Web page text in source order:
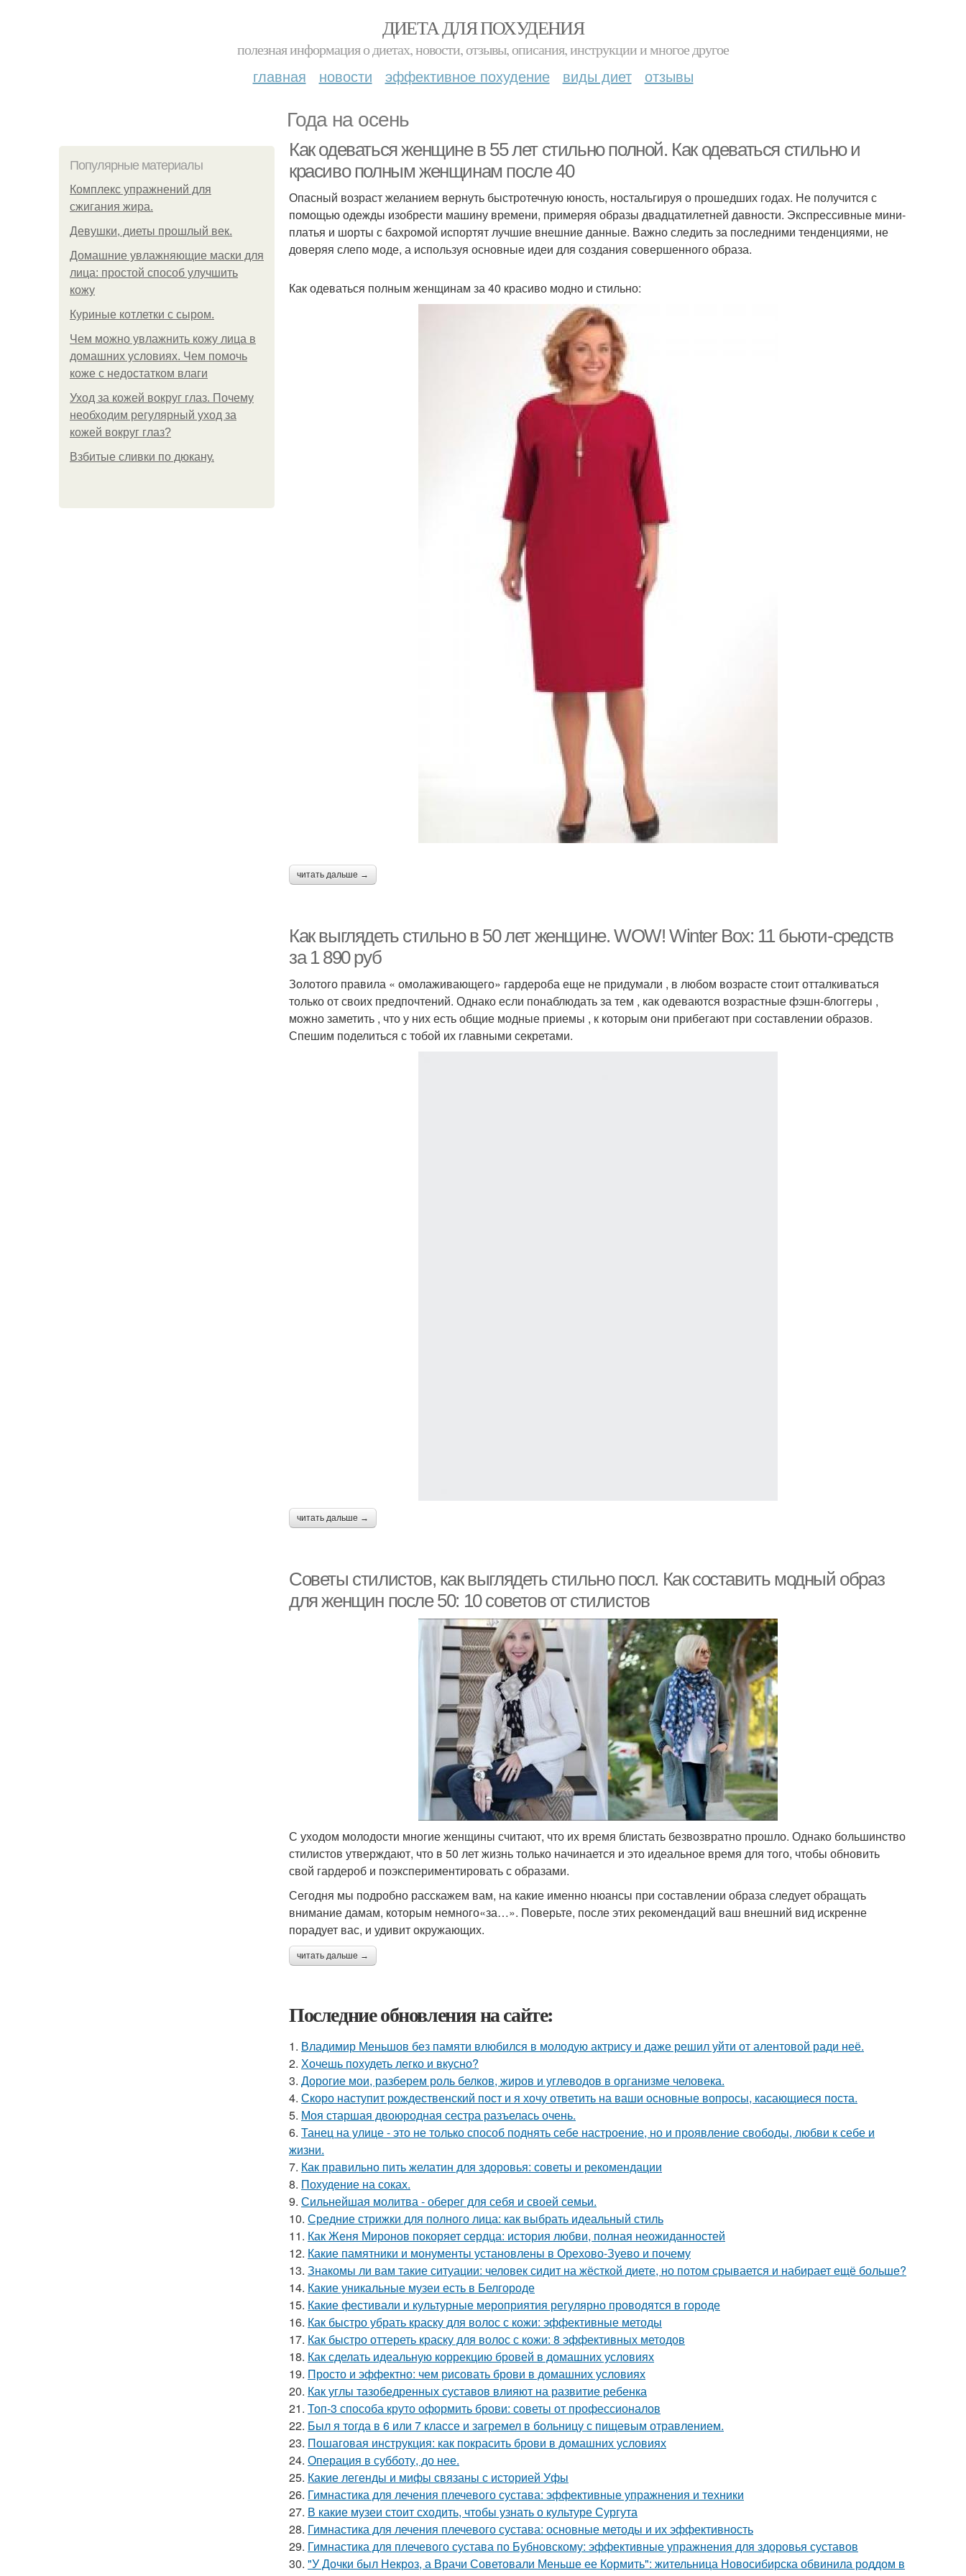
ДИЕТА ДЛЯ ПОХУДЕНИЯ
полезная информация о диетах, новости, отзывы, описания, инструкции и многое другое
главная новости эффективное похудение виды диет отзывы
Года на осень
Популярные материалы
Комплекс упражнений для
сжигания жира.
Девушки, диеты прошлый век.
Домашние увлажняющие маски для
лица: простой способ улучшить
кожу
Куриные котлетки с сыром.
Чем можно увлажнить кожу лица в
домашних условиях. Чем помочь
коже с недостатком влаги
Уход за кожей вокруг глаз. Почему
необходим регулярный уход за
кожей вокруг глаз?
Взбитые сливки по дюкану.
Как одеваться женщине в 55 лет стильно полной. Как одеваться стильно и
красиво полным женщинам после 40
Опасный возраст желанием вернуть быстротечную юность, ностальгируя о прошедших годах. Не получится с
помощью одежды изобрести машину времени, примеряя образы двадцатилетней давности. Экспрессивные мини-
платья и шорты с бахромой испортят лучшие внешние данные. Важно следить за последними тенденциями, не
доверяя слепо моде, а используя основные идеи для создания совершенного образа.
Как одеваться полным женщинам за 40 красиво модно и стильно:
читать дальше →
Как выглядеть стильно в 50 лет женщине. WOW! Winter Box: 11 бьюти-средств
за 1 890 руб
Золотого правила « омолаживающего» гардероба еще не придумали , в любом возрасте стоит отталкиваться
только от своих предпочтений. Однако если понаблюдать за тем , как одеваются возрастные фэшн-блоггеры ,
можно заметить , что у них есть общие модные приемы , к которым они прибегают при составлении образов.
Спешим поделиться с тобой их главными секретами.
читать дальше →
Советы стилистов, как выглядеть стильно посл. Как составить модный образ
для женщин после 50: 10 советов от стилистов
С уходом молодости многие женщины считают, что их время блистать безвозвратно прошло. Однако большинство
стилистов утверждают, что в 50 лет жизнь только начинается и это идеальное время для того, чтобы обновить
свой гардероб и поэкспериментировать с образами.
Сегодня мы подробно расскажем вам, на какие именно нюансы при составлении образа следует обращать
внимание дамам, которым немного«за…». Поверьте, после этих рекомендаций ваш внешний вид искренне
порадует вас, и удивит окружающих.
читать дальше →
Последние обновления на сайте:
1. Владимир Меньшов без памяти влюбился в молодую актрису и даже решил уйти от алентовой ради неё.
2. Хочешь похудеть легко и вкусно?
3. Дорогие мои, разберем роль белков, жиров и углеводов в организме человека.
4. Скоро наступит рождественский пост и я хочу ответить на ваши основные вопросы, касающиеся поста.
5. Моя старшая двоюродная сестра разъелась очень.
6. Танец на улице - это не только способ поднять себе настроение, но и проявление свободы, любви к себе и
жизни.
7. Как правильно пить желатин для здоровья: советы и рекомендации
8. Похудение на соках.
9. Сильнейшая молитва - оберег для себя и своей семьи.
10. Средние стрижки для полного лица: как выбрать идеальный стиль
11. Как Женя Миронов покоряет сердца: история любви, полная неожиданностей
12. Какие памятники и монументы установлены в Орехово-Зуево и почему
13. Знакомы ли вам такие ситуации: человек сидит на жёсткой диете, но потом срывается и набирает ещё больше?
14. Какие уникальные музеи есть в Белгороде
15. Какие фестивали и культурные мероприятия регулярно проводятся в городе
16. Как быстро убрать краску для волос с кожи: эффективные методы
17. Как быстро оттереть краску для волос с кожи: 8 эффективных методов
18. Как сделать идеальную коррекцию бровей в домашних условиях
19. Просто и эффектно: чем рисовать брови в домашних условиях
20. Как углы тазобедренных суставов влияют на развитие ребенка
21. Топ-3 способа круто оформить брови: советы от профессионалов
22. Был я тогда в 6 или 7 классе и загремел в больницу с пищевым отравлением.
23. Пошаговая инструкция: как покрасить брови в домашних условиях
24. Операция в субботу, до нее.
25. Какие легенды и мифы связаны с историей Уфы
26. Гимнастика для лечения плечевого сустава: эффективные упражнения и техники
27. В какие музеи стоит сходить, чтобы узнать о культуре Сургута
28. Гимнастика для лечения плечевого сустава: основные методы и их эффективность
29. Гимнастика для плечевого сустава по Бубновскому: эффективные упражнения для здоровья суставов
30. "У Дочки был Некроз, а Врачи Советовали Меньше ее Кормить": жительница Новосибирска обвинила роддом в